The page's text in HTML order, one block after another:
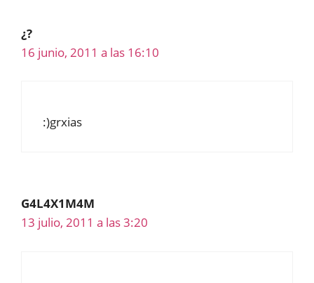
¿?
16 junio, 2011 a las 16:10
:)grxias
G4L4X1M4M
13 julio, 2011 a las 3:20